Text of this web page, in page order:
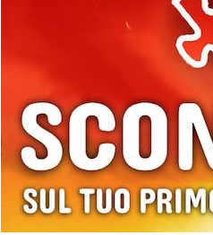
BESTSELLER TEA A 4,95 EURO
30 GRANDI TITOLI A 4,95 EURO